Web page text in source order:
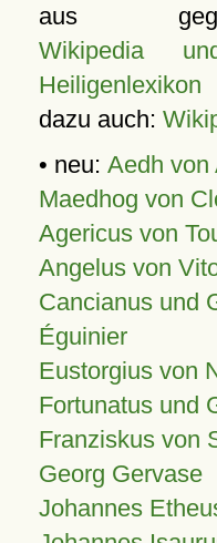
aus
Wikipedia
Heiligenlexikon
dazu auch:
• neu: Aedh von
Maedhog von
Agericus von
Angelus von
Cancianus und
Éguinier
Eustorgius von
Fortunatus und
Franziskus von
Georg Gervase
Johannes